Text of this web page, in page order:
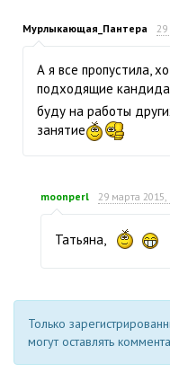
Мурлыкающая_Пантера 29
А я все пропустила,
подходящие
буду на работы
занятие
moonperl 29 марта 2015,
Татьяна,
Только
могут оставлять